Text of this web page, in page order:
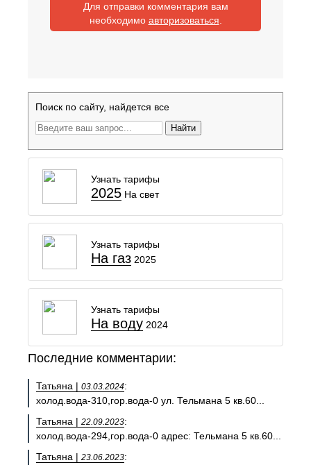
Для отправки комментария вам
необходимо авторизоваться
Поиск по сайту, найдется все
Найти
Узнать тарифы
2025 На свет
Узнать тарифы
На газ 2025
Узнать тарифы
На воду 2024
Последние комментарии:
Татьяна | 03.03.2024:
холод.вода-310,гор.вода-0 ул. Тельмана 5 кв.60...
Татьяна | 22.09.2023:
холод.вода-294,гор.вода-0 адрес: Тельмана 5 кв.60...
Татьяна | 23.06.2023: